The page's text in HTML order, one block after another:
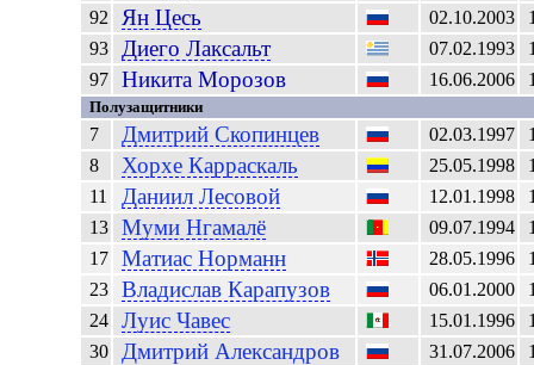
92
ЯнЦесь 02.10.2003
93
ДиегоЛаксальт 07.02.1993
97
НикитаМорозов 16.06.2006
Полузащитники
7 ДмитрийСкопинцев 02.03.1997
8
ХорхеКарраскаль 25.05.1998
11
ДаниилЛесовой 12.01.1998
13
МумиНгамалё 09.07.1994
17
МатиасНорманн 28.05.1996
23
ВладиславКарапузов 06.01.2000
24
ЛуисЧавес 15.01.1996
30
Дмитрий Александров 31.07.2006